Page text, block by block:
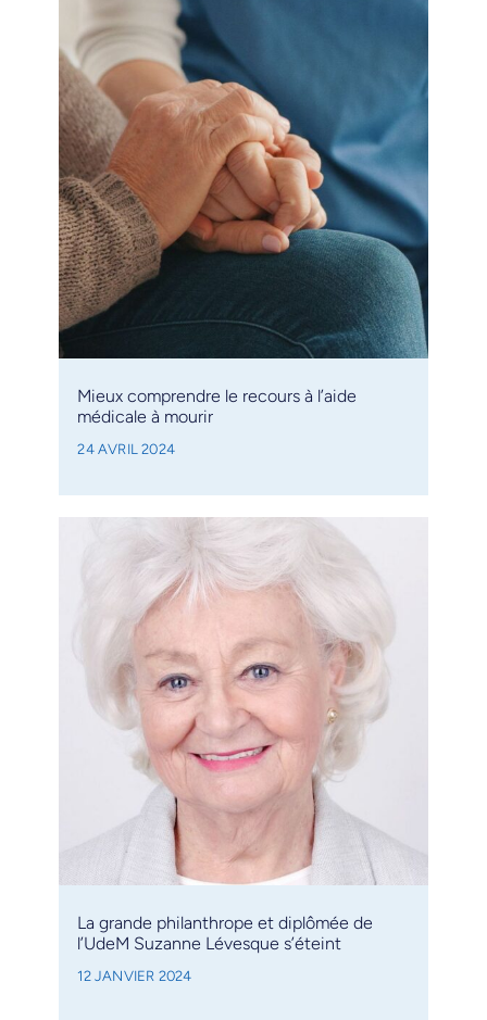
Mieux comprendre le recours à l’aide
médicale à mourir
24 AVRIL 2024
La grande philanthrope et diplômée de
l’UdeM Suzanne Lévesque s’éteint
12 JANVIER 2024